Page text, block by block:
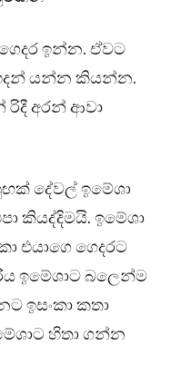
ඉන්න. ඒවට
යන්න කියන්න.
රිදී අරන් ආවා
දේවල් ඉමේශා
කියද්දිමයි. ඉමේශා
එයාගෙ ගෙදරට
ඉමේශාට බලෙන්ම
ඉසංකා කතා
හිතා ගන්න